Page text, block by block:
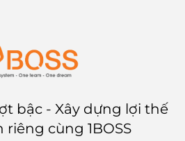
bậc - Xây dựng lợi thế
cùng 1BOSS